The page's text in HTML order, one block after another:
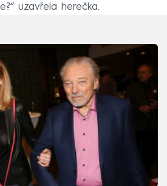
uzavřela herečka.